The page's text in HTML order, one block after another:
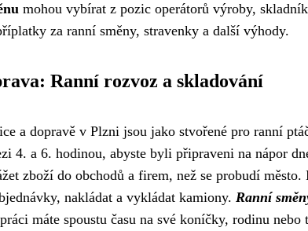
mohou vybírat z pozic operátorů výroby,
za ranní směny, stravenky a další výhody.
Ranní rozvoz a skladování
a dopravě v Plzni jsou jako stvořené pro ranní
4. a 6. hodinou, abyste byli připraveni na nápor
zboží do obchodů a firem, než se probudí
nakládat a vykládat kamiony. Ranní
máte spoustu času na své koníčky, rodinu